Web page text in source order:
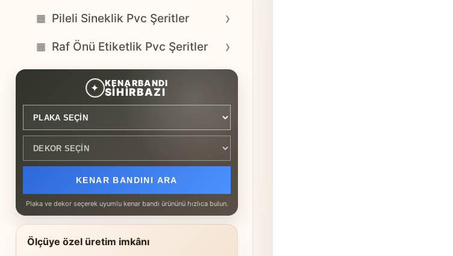
▦ Pileli Sineklik Pvc Şeritler ›
▦ Raf Önü Etiketlik Pvc Şeritler ›
✦ KENARBANDI
SİHİRBAZI
KENAR BANDINI ARA
Plaka ve dekor seçerek uyumlu kenar bandı ürününü hızlıca bulun.
Ölçüye özel üretim imkânı